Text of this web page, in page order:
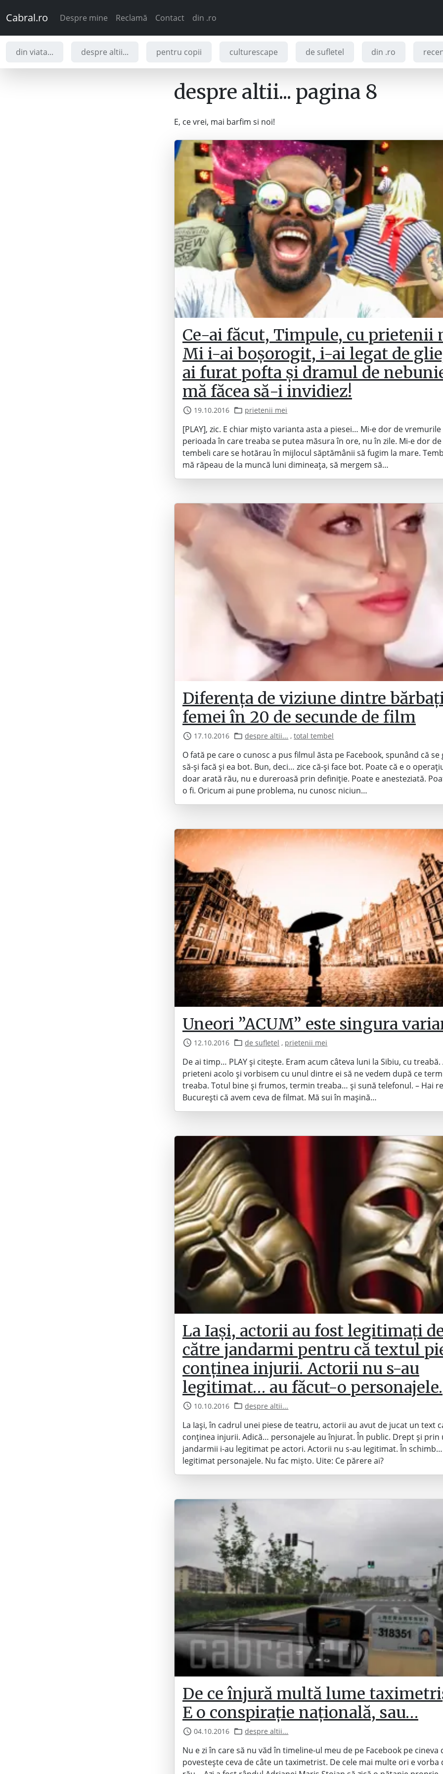
Cabral.ro Despre mine Reclamă Contact din .ro
din viata... despre altii... pentru copii culturescape de sufletel din .ro
despre altii... pagina 8
E, ce vrei, mai barfim si noi!
Ce-ai făcut, Timpule, cu prietenii
Mi i-ai boșorogit, i-ai legat de
ai furat pofta și dramul de
mă făcea să-i invidiez!
19.10.2016 prietenii mei
[PLAY], zic. E chiar mișto varianta asta a piesei… Mi-e dor de
perioada în care treaba se putea măsura în ore, nu în zile. Mi-e dor de
tembeli care se hotărau în mijlocul săptămânii să fugim la mare.
mă răpeau de la muncă luni dimineața, să mergem să…
Diferența de viziune dintre
femei în 20 de secunde de film
17.10.2016 despre altii... ,total tembel
O fată pe care o cunosc a pus filmul ăsta pe Facebook, spunând că se
să-și facă și ea bot. Bun, deci… zice că-și face bot. Poate că e o
doar arată rău, nu e dureroasă prin definiție. Poate e anesteziată.
o fi. Oricum ai pune problema, nu cunosc niciun…
Uneori ”ACUM” este singura
12.10.2016 de sufletel , prietenii mei
De ai timp… PLAY și citește. Eram acum câteva luni la Sibiu, cu treabă.
prieteni acolo și vorbisem cu unul dintre ei să ne vedem după ce
treaba. Totul bine și frumos, termin treaba… și sună telefonul. – Hai
București că avem ceva de filmat. Mă sui în mașină…
La Iași, actorii au fost legitimați
către jandarmi pentru că textul
conținea injurii. Actorii nu s-au
legitimat… au făcut-o personajele.
10.10.2016 despre altii...
La Iași, în cadrul unei piese de teatru, actorii au avut de jucat un text
conținea injurii. Adică… personajele au înjurat. În public. Drept și prin
jandarmii i-au legitimat pe actori. Actorii nu s-au legitimat. În
legitimat personajele. Nu fac mișto. Uite: Ce părere ai?
De ce înjură multă lume
E o conspirație națională, sau…
04.10.2016 despre altii...
Nu e zi în care să nu văd în timeline-ul meu de pe Facebook pe cineva
povestește ceva de câte un taximetrist. De cele mai multe ori e vorba